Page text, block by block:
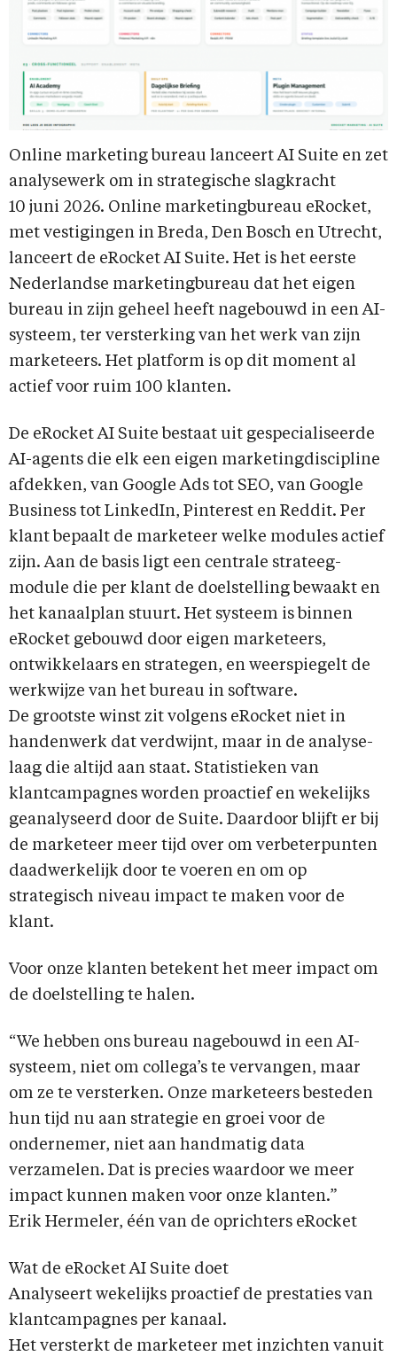
Online marketing bureau lanceert AI Suite en zet
analysewerk om in strategische slagkracht
10 juni 2026. Online marketingbureau eRocket,
met vestigingen in Breda, Den Bosch en Utrecht,
lanceert de eRocket AI Suite. Het is het eerste
Nederlandse marketingbureau dat het eigen
bureau in zijn geheel heeft nagebouwd in een AI-
systeem, ter versterking van het werk van zijn
marketeers. Het platform is op dit moment al
actief voor ruim 100 klanten.
De eRocket AI Suite bestaat uit gespecialiseerde
AI-agents die elk een eigen marketingdiscipline
afdekken, van Google Ads tot SEO, van Google
Business tot LinkedIn, Pinterest en Reddit. Per
klant bepaalt de marketeer welke modules actief
zijn. Aan de basis ligt een centrale strateeg-
module die per klant de doelstelling bewaakt en
het kanaalplan stuurt. Het systeem is binnen
eRocket gebouwd door eigen marketeers,
ontwikkelaars en strategen, en weerspiegelt de
werkwijze van het bureau in software.
De grootste winst zit volgens eRocket niet in
handenwerk dat verdwijnt, maar in de analyse-
laag die altijd aan staat. Statistieken van
klantcampagnes worden proactief en wekelijks
geanalyseerd door de Suite. Daardoor blijft er bij
de marketeer meer tijd over om verbeterpunten
daadwerkelijk door te voeren en om op
strategisch niveau impact te maken voor de
klant.
Voor onze klanten betekent het meer impact om
de doelstelling te halen.
“We hebben ons bureau nagebouwd in een AI-
systeem, niet om collega’s te vervangen, maar
om ze te versterken. Onze marketeers besteden
hun tijd nu aan strategie en groei voor de
ondernemer, niet aan handmatig data
verzamelen. Dat is precies waardoor we meer
impact kunnen maken voor onze klanten.”
Erik Hermeler, één van de oprichters eRocket
Wat de eRocket AI Suite doet
Analyseert wekelijks proactief de prestaties van
klantcampagnes per kanaal.
Het versterkt de marketeer met inzichten vanuit